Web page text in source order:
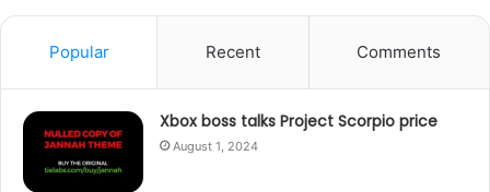
Popular Recent Comments
Xbox boss talks Project Scorpio price
August 1, 2024